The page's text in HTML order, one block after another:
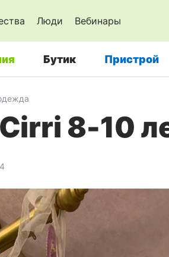
Люди Вебинары
Бутик Пристрой
8-10
4